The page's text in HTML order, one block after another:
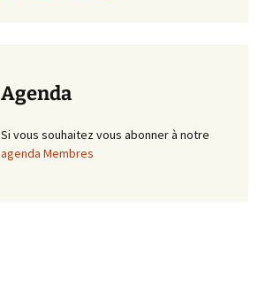
Agenda
Si vous souhaitez vous abonner à notre
agenda Membres